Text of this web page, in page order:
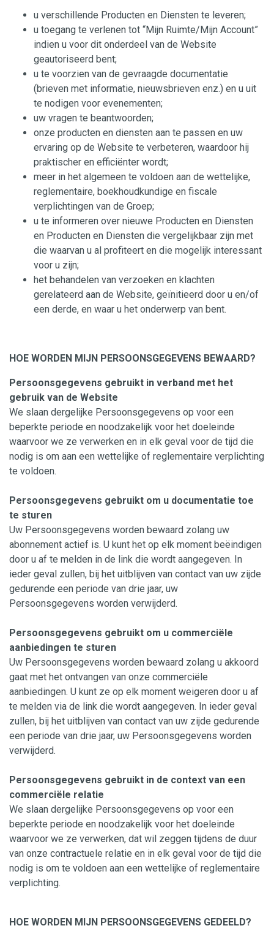
u verschillende Producten en Diensten te leveren;
u toegang te verlenen tot “Mijn Ruimte/Mijn Account”
indien u voor dit onderdeel van de Website
geautoriseerd bent;
u te voorzien van de gevraagde documentatie
(brieven met informatie, nieuwsbrieven enz.) en u uit
te nodigen voor evenementen;
uw vragen te beantwoorden;
onze producten en diensten aan te passen en uw
ervaring op de Website te verbeteren, waardoor hij
praktischer en efficiënter wordt;
meer in het algemeen te voldoen aan de wettelijke,
reglementaire, boekhoudkundige en fiscale
verplichtingen van de Groep;
u te informeren over nieuwe Producten en Diensten
en Producten en Diensten die vergelijkbaar zijn met
die waarvan u al profiteert en die mogelijk interessant
voor u zijn;
het behandelen van verzoeken en klachten
gerelateerd aan de Website, geïnitieerd door u en/of
een derde, en waar u het onderwerp van bent.
HOE WORDEN MIJN PERSOONSGEGEVENS BEWAARD?
Persoonsgegevens gebruikt in verband met het
gebruik van de Website
We slaan dergelijke Persoonsgegevens op voor een
beperkte periode en noodzakelijk voor het doeleinde
waarvoor we ze verwerken en in elk geval voor de tijd die
nodig is om aan een wettelijke of reglementaire verplichting
te voldoen.
Persoonsgegevens gebruikt om u documentatie toe
te sturen
Uw Persoonsgegevens worden bewaard zolang uw
abonnement actief is. U kunt het op elk moment beëindigen
door u af te melden in de link die wordt aangegeven. In
ieder geval zullen, bij het uitblijven van contact van uw zijde
gedurende een periode van drie jaar, uw
Persoonsgegevens worden verwijderd.
Persoonsgegevens gebruikt om u commerciële
aanbiedingen te sturen
Uw Persoonsgegevens worden bewaard zolang u akkoord
gaat met het ontvangen van onze commerciële
aanbiedingen. U kunt ze op elk moment weigeren door u af
te melden via de link die wordt aangegeven. In ieder geval
zullen, bij het uitblijven van contact van uw zijde gedurende
een periode van drie jaar, uw Persoonsgegevens worden
verwijderd.
Persoonsgegevens gebruikt in de context van een
commerciële relatie
We slaan dergelijke Persoonsgegevens op voor een
beperkte periode en noodzakelijk voor het doeleinde
waarvoor we ze verwerken, dat wil zeggen tijdens de duur
van onze contractuele relatie en in elk geval voor de tijd die
nodig is om te voldoen aan een wettelijke of reglementaire
verplichting.
HOE WORDEN MIJN PERSOONSGEGEVENS GEDEELD?